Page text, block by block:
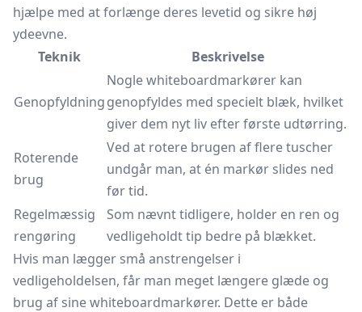
hjælpe med at forlænge deres levetid og sikre høj
ydeevne.
Teknik
Beskrivelse
Genopfyldning
Nogle whiteboardmarkører kan
genopfyldes med specielt blæk, hvilket
giver dem nyt liv efter første udtørring.
Roterende
brug
Ved at rotere brugen af flere tuscher
undgår man, at én markør slides ned
før tid.
Regelmæssig
rengøring
Som nævnt tidligere, holder en ren og
vedligeholdt tip bedre på blækket.
Hvis man lægger små anstrengelser i
vedligeholdelsen, får man meget længere glæde og
brug af sine whiteboardmarkører. Dette er både